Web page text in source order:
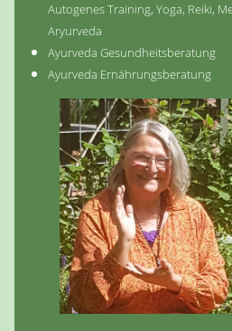
Autogenes Training, Yoga, Reiki,
Aryurveda
Ayurveda Gesundheitsberatung
Ayurveda Ernährungsberatung